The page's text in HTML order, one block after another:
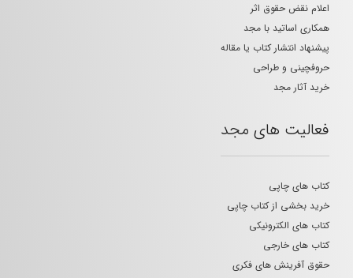
اعلام نقض حقوق اثر
همکاری اساتید با مجد
پیشنهاد انتشار کتاب یا مقاله
حروفچینی و طراحی
خرید آثار مجد
فعالیت های مجد
کتاب های چاپی
خرید بخشی از کتاب چاپی
کتاب های الکترونیکی
کتاب های خارجی
حقوق آفرینش های فکری